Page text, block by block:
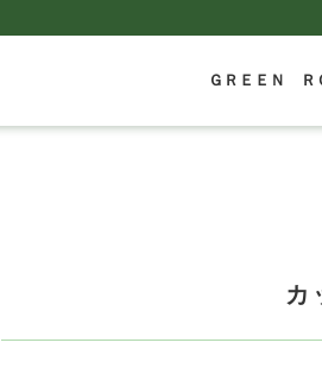
ＧＲＥＥＮ Ｒ
カ